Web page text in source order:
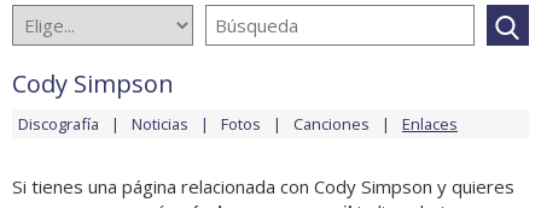
Cody Simpson
Discografía Noticias Fotos Canciones Enlaces
Si tienes una página relacionada con Cody Simpson y quieres